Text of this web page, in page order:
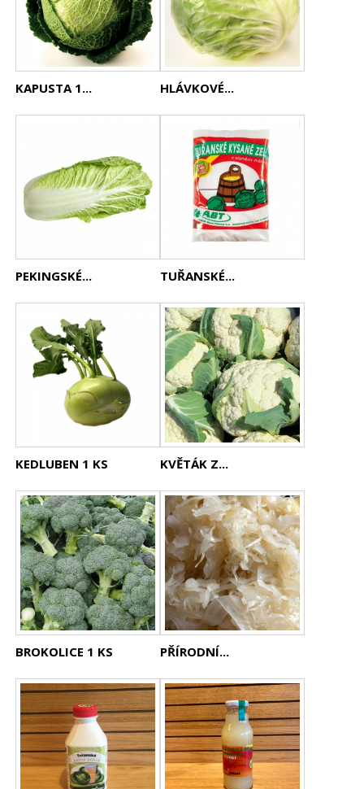
KAPUSTA 1... HLÁVKOVÉ...
PEKINGSKÉ... TUŘANSKÉ...
KEDLUBEN 1 KS KVĚTÁK Z...
BROKOLICE 1 KS PŘÍRODNÍ...